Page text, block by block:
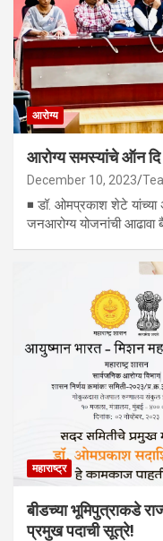
आरोग्य
आरोग्य समस्यांचे ऑन
December 10, 2023
◾ डॉ. ओमप्रकाश शेटे यांच्या
जनआरोग्य योजनांची
महाराष्ट्र
बीडच्या भूमिपुत्राकडे
प्रमुख पदाची सूत्रे!